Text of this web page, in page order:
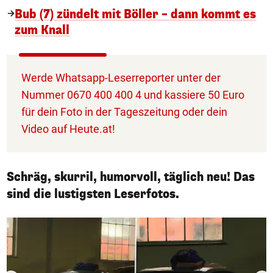
Bub (7) zündelt mit Böller – dann kommt es
zum Knall
Werde Whatsapp-Leserreporter unter der
Nummer 0670 400 400 4 und kassiere 50 Euro
für dein Foto in der Tageszeitung oder dein
Video auf Heute.at!
Schräg, skurril, humorvoll, täglich neu! Das
sind die lustigsten Leserfotos.
1/50